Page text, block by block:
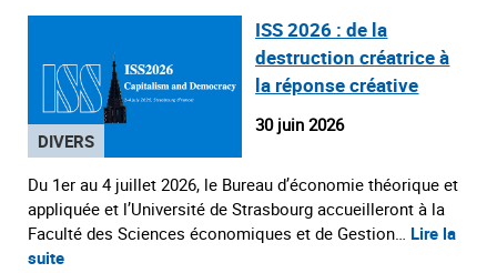
DIVERS
ISS 2026 : de la
destruction créatrice à
la réponse créative
30 juin 2026
Du 1er au 4 juillet 2026, le Bureau d’économie théorique et
appliquée et l’Université de Strasbourg accueilleront à la
Faculté des Sciences économiques et de Gestion… Lire la
suite